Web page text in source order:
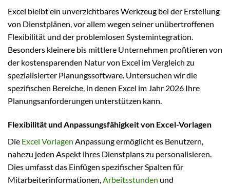
Excel bleibt ein unverzichtbares Werkzeug bei der Erstellung
von Dienstplänen, vor allem wegen seiner unübertroffenen
Flexibilität und der problemlosen Systemintegration.
Besonders kleinere bis mittlere Unternehmen profitieren von
der kostensparenden Natur von Excel im Vergleich zu
spezialisierter Planungssoftware. Untersuchen wir die
spezifischen Bereiche, in denen Excel im Jahr 2026 Ihre
Planungsanforderungen unterstützen kann.
Flexibilität und Anpassungsfähigkeit von Excel-Vorlagen
Die Excel Vorlagen Anpassung ermöglicht es Benutzern,
nahezu jeden Aspekt ihres Dienstplans zu personalisieren.
Dies umfasst das Einfügen spezifischer Spalten für
Mitarbeiterinformationen,Arbeitsstunden und